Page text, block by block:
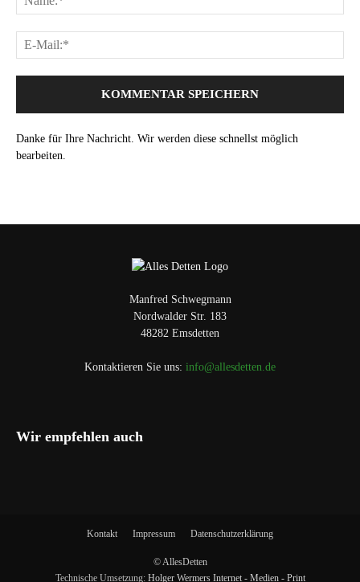
Danke für Ihre Nachricht. Wir werden diese schnellst möglich
bearbeiten.
Manfred Schwegmann
Nordwalder Str. 183
48282 Emsdetten
Kontaktieren Sie uns: info@allesdetten.de
Wir empfehlen auch
Kontakt Impressum Datenschutzerklärung
© AllesDetten
Technische Umsetzung: Holger Wermers Internet - Medien - Print